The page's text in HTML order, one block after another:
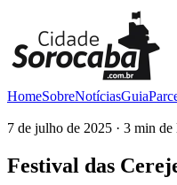
HomeSobreNotíciasGuia
7 de julho de 2025 · 3 min de
Festival das